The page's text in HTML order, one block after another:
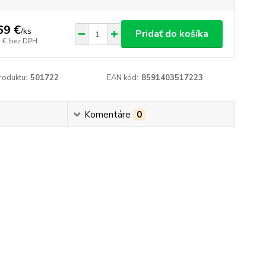
€/ks
€ bez DPH
Pridať do košíka
501722 EAN kód: 8591403517223
Komentáre 0